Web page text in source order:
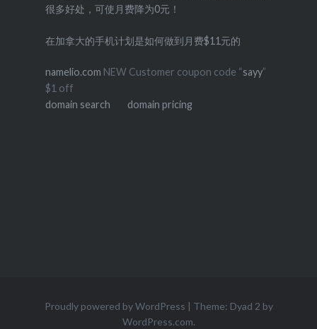
很多好处，可使月费降为0元！
在加拿大的手机计划是如何做到月费$11元的
namelio.com NEW Customer coupon code “sayy”
$1 off
domain search
domain pricing
Proudly powered by WordPress
Theme: Dyad 2 by
WordPress.com.